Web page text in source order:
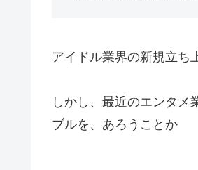
アイドル業界の新規立ち
しかし、最近のエンタメ
ブルを、あろうことか